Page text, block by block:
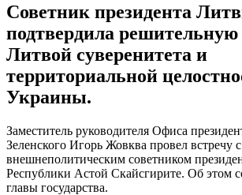
Советник президента
подтвердила
Литвой суверенитета и
территориальной
Украины.
Заместитель руководителя Офиса
Зеленского Игорь Жовква провел встречу
внешнеполитическим советником
Республики Астой Скайсгирите. Об этом
главы государства.